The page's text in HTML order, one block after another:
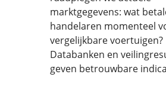
marktgegevens: wat
handelaren momenteel
vergelijkbare voertuigen?
Databanken en
geven betrouwbare